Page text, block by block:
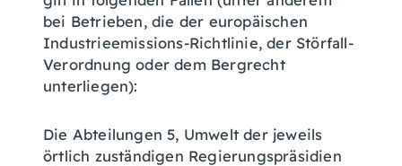
bei Betrieben, die der europäischen
Industrieemissions-Richtlinie, der Störfall-
Verordnung oder dem Bergrecht
unterliegen):
Die Abteilungen 5, Umwelt der jeweils
örtlich zuständigen Regierungspräsidien